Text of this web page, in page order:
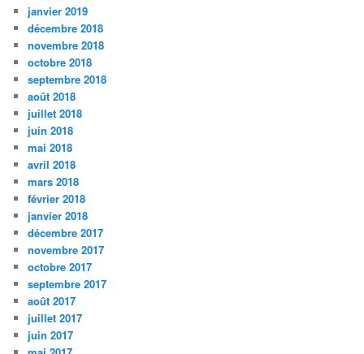
janvier 2019
décembre 2018
novembre 2018
octobre 2018
septembre 2018
août 2018
juillet 2018
juin 2018
mai 2018
avril 2018
mars 2018
février 2018
janvier 2018
décembre 2017
novembre 2017
octobre 2017
septembre 2017
août 2017
juillet 2017
juin 2017